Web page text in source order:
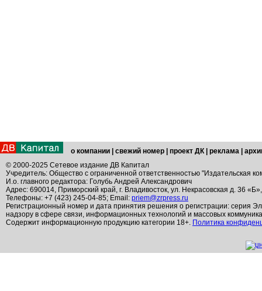
о компании свежий номер проект ДК реклама
© 2000-2025 Сетевое издание ДВ Капитал
Учредитель: Общество с ограниченной ответственностью "Издательская
И.о. главного редактора: Голубь Андрей Александрович
Адрес: 690014, Приморский край, г. Владивосток, ул. Некрасовская д. 36
Телефоны: +7 (423) 245-04-85; Email: priem@zrpress.ru
Регистрационный номер и дата принятия решения о регистрации: серия
надзору в сфере связи, информационных технологий и массовых
Содержит информационную продукцию категории 18+. Политика